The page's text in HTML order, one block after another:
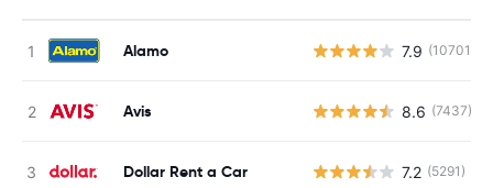
Alamo 7.9 (10701)
Avis 8.6 (7437)
Dollar Rent a Car 7.2 (5291)